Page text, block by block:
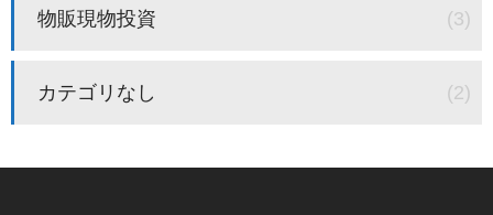
物販現物投資 (3)
カテゴリなし (2)